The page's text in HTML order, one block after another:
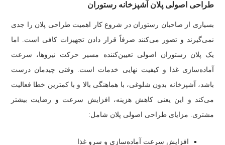
طراحی اصولی پلان آشپزخانه رستوران
بسیاری از صاحبان رستوران در شروع کار اهمیت طراحی پلان را جدی
نمی‌گیرند و تصور می‌کنند صرفاً قرار دادن تجهیزات کافی است. اما
یک پلان رستوران اصولی تعیین‌کننده مسیر حرکت نیروها، سرعت
آماده‌سازی غذا و کیفیت نهایی خدمات است. وقتی چیدمان درست
باشد، آشپزخانه بدون شلوغی، با هماهنگی بالا و با کمترین خطا فعالیت
می‌کند و این یعنی کاهش هزینه، افزایش سرعت و رضایت بیشتر
مشتری. مزایای طراحی اصولی پلان شامل:
افزایش سرعت آماده‌سازی و سرو غذا